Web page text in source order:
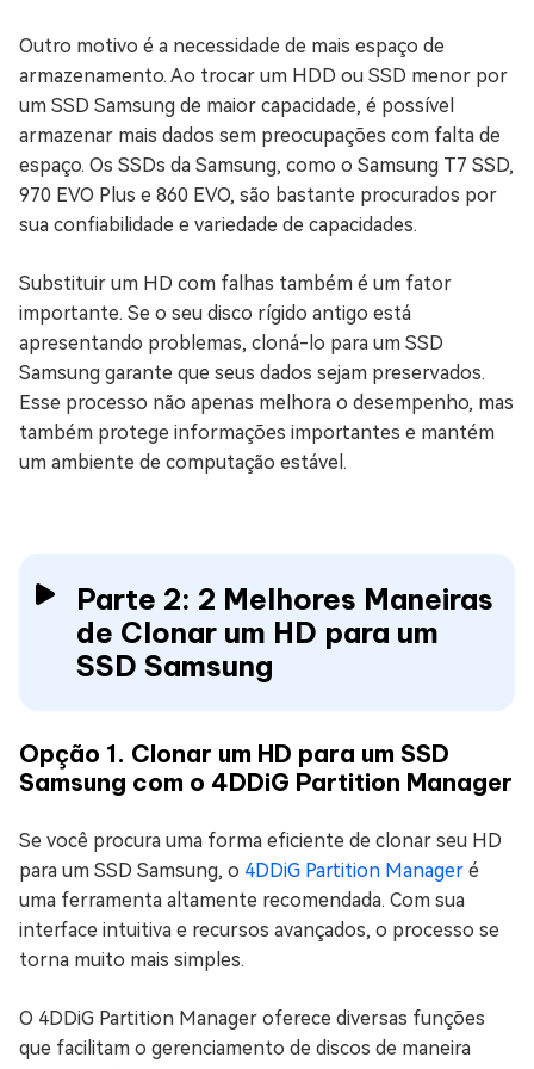
Outro motivo é a necessidade de mais espaço de
armazenamento. Ao trocar um HDD ou SSD menor por
um SSD Samsung de maior capacidade, é possível
armazenar mais dados sem preocupações com falta de
espaço. Os SSDs da Samsung, como o Samsung T7 SSD,
970 EVO Plus e 860 EVO, são bastante procurados por
sua confiabilidade e variedade de capacidades.
Substituir um HD com falhas também é um fator
importante. Se o seu disco rígido antigo está
apresentando problemas, cloná-lo para um SSD
Samsung garante que seus dados sejam preservados.
Esse processo não apenas melhora o desempenho, mas
também protege informações importantes e mantém
um ambiente de computação estável.
Parte 2: 2 Melhores Maneiras
de Clonar um HD para um
SSD Samsung
Opção 1. Clonar um HD para um SSD
Samsung com o 4DDiG Partition Manager
Se você procura uma forma eficiente de clonar seu HD
para um SSD Samsung, o 4DDiG Partition Manager é
uma ferramenta altamente recomendada. Com sua
interface intuitiva e recursos avançados, o processo se
torna muito mais simples.
O 4DDiG Partition Manager oferece diversas funções
que facilitam o gerenciamento de discos de maneira